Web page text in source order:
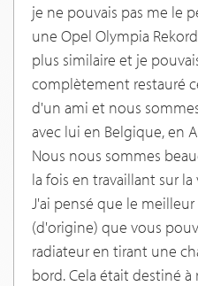
je ne pouvais pas me le
une Opel Olympia
plus similaire et je
complètement restauré
d'un ami et nous
avec lui en Belgique, en
Nous nous sommes
la fois en travaillant sur
J'ai pensé que le
(d'origine) que vous
radiateur en tirant une
bord. Cela était destiné